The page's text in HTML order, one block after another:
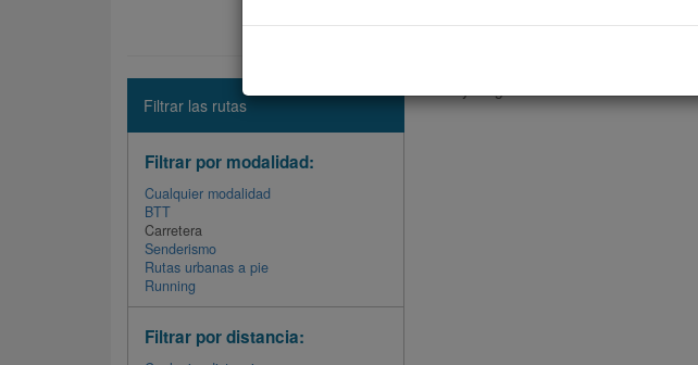
Filtrar las rutas
Filtrar por modalidad:
Cualquier modalidad
BTT
Carretera
Senderismo
Rutas urbanas a pie
Running
Filtrar por distancia: